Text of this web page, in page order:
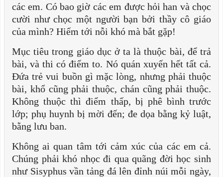
các em. Có bao giờ các em được hỏi han và chọc
cười như chọc một người bạn bởi thầy cô giáo
của mình? Hiếm tới nỗi khó mà bắt gặp!
Mục tiêu trong giáo dục ở ta là thuộc bài, để trả
bài, và thi có điểm to. Nó quán xuyến hết tất cả.
Đứa trẻ vui buồn gì mặc lòng, nhưng phải thuộc
bài, khổ cũng phải thuộc, chán cũng phải thuộc.
Không thuộc thì điểm thấp, bị phê bình trước
lớp; phụ huynh bị mời đến; đe dọa bằng kỷ luật,
bằng lưu ban.
Không ai quan tâm tới cảm xúc của các em cả.
Chúng phải khó nhọc đi qua quãng đời học sinh
như Sisyphus vần tảng đá lên đỉnh núi mỗi ngày,